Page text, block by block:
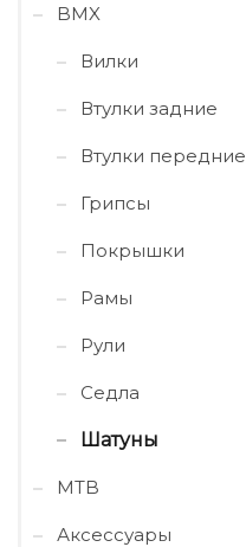
BMX
Вилки
Втулки задние
Втулки передние
Грипсы
Покрышки
Рамы
Рули
Седла
Шатуны
MTB
Аксессуары